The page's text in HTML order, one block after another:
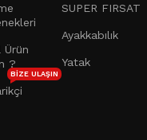
Ürün
?
BIZE ULAŞIN
SUPER FIRSAT
Ayakkabılık
Yatak